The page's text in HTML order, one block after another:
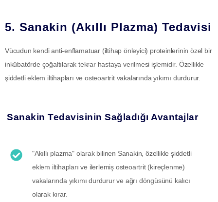
5. Sanakin (Akıllı Plazma) Tedavisi
Vücudun kendi anti-enflamatuar (iltihap önleyici) proteinlerinin özel bir
inkübatörde çoğaltılarak tekrar hastaya verilmesi işlemidir. Özellikle
şiddetli eklem iltihapları ve osteoartrit vakalarında yıkımı durdurur.
Sanakin Tedavisinin Sağladığı Avantajlar
"Akıllı plazma" olarak bilinen Sanakin, özellikle şiddetli
eklem iltihapları ve ilerlemiş osteoartrit (kireçlenme)
vakalarında yıkımı durdurur ve ağrı döngüsünü kalıcı
olarak kırar.